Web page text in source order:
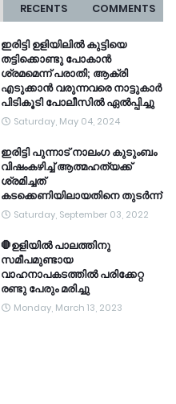
RECENTS COMMENTS
ഇരിട്ടി ഉളിയിലിൽ കുട്ടിയെ
തട്ടിക്കൊണ്ടു പോകാൻ
ശ്രമമെന്ന് പരാതി; ആക്രി
എടുക്കാൻ വരുന്നവരെ നാട്ടുകാർ
പിടികൂടി പോലീസിൽ ഏൽപ്പിച്ചു
Saturday, May 04, 2024
ഇരിട്ടി പുന്നാട് നാലംഗ കുടുംബം
വിഷംകഴിച്ച്‌ ആത്മഹത്യക്ക്
ശ്രമിച്ചത്
കടക്കെണിയിലായതിനെ തുടർന്ന്
Saturday, September 03, 2022
🛑ഉളിയിൽ പാലത്തിനു
സമീപമുണ്ടായ
വാഹനാപകടത്തിൽ പരിക്കേറ്റ
രണ്ടു പേരും മരിച്ചു
Monday, March 13, 2023